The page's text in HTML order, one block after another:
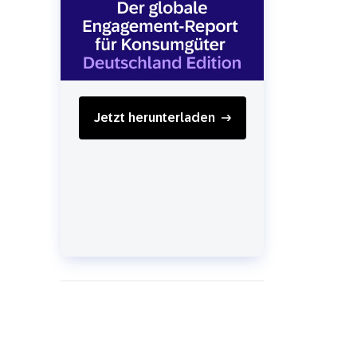
Mobile Wallet
Contact
Center
Jetzt herunterladen